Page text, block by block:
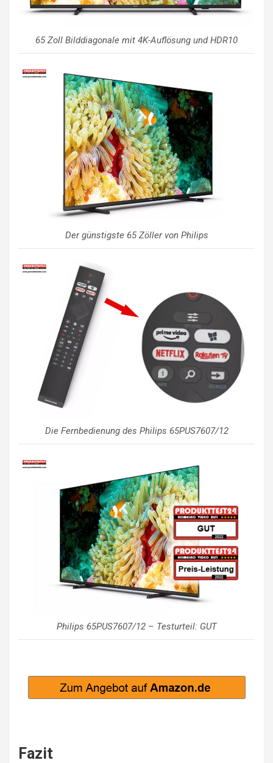
65 Zoll Bilddiagonale mit 4K-Auflösung und HDR10
Der günstigste 65 Zöller von Philips
Die Fernbedienung des Philips 65PUS7607/12
Philips 65PUS7607/12 – Testurteil: GUT
Fazit